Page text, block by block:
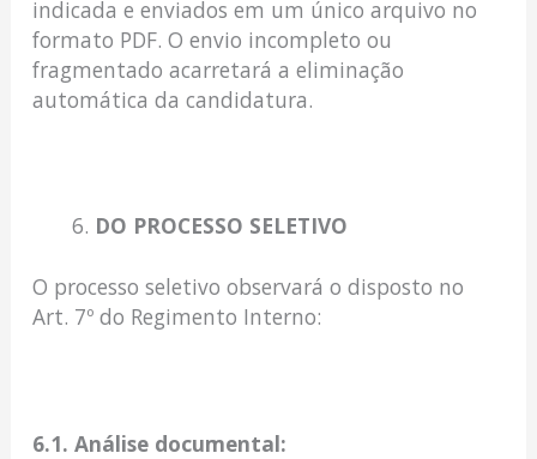
indicada e enviados em um único arquivo no
formato PDF. O envio incompleto ou
fragmentado acarretará a eliminação
automática da candidatura.
DO PROCESSO SELETIVO
O processo seletivo observará o disposto no
Art. 7º do Regimento Interno:
6.1. Análise documental: